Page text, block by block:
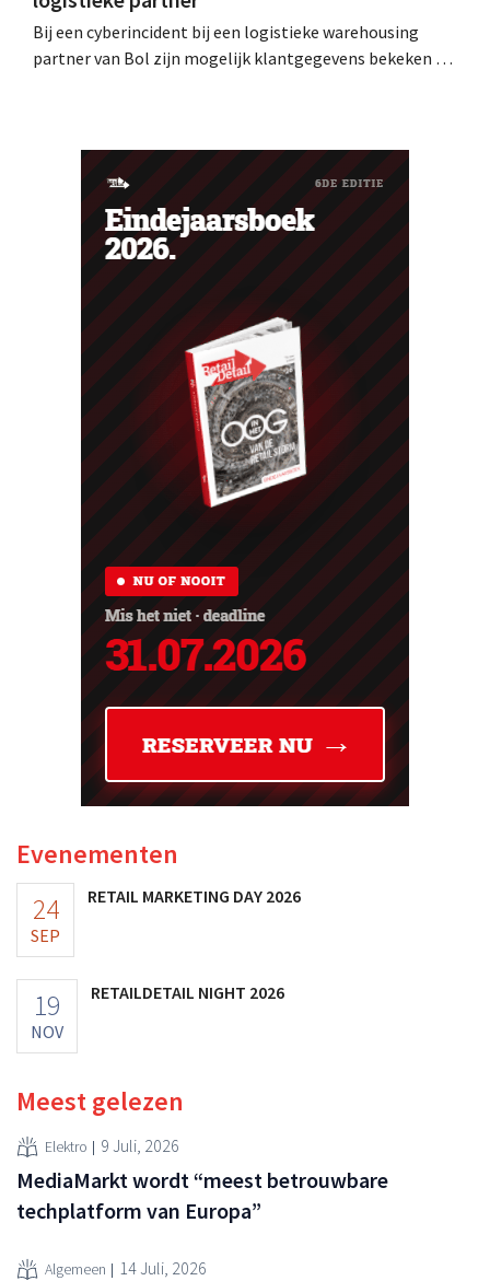
Bij een cyberincident bij een logistieke warehousing
partner van Bol zijn mogelijk klantgegevens bekeken of
Evenementen
24
SEP
RETAIL MARKETING DAY 2026
19
NOV
RETAILDETAIL NIGHT 2026
Meest gelezen
Elektro 9 Juli, 2026
MediaMarkt wordt “meest betrouwbare
techplatform van Europa”
Algemeen 14 Juli, 2026